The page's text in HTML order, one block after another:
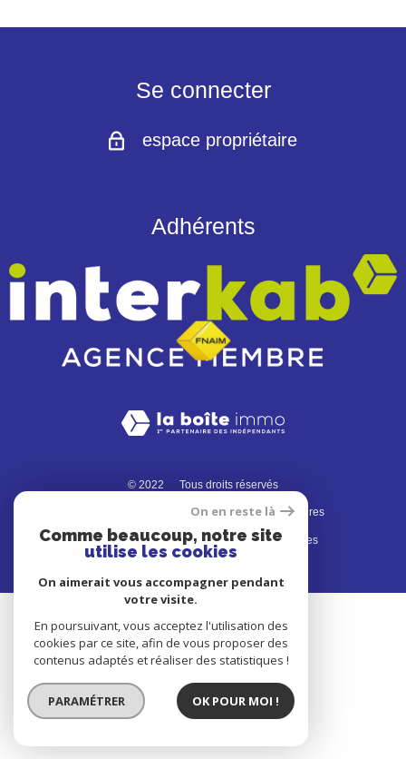
Se connecter
espace propriétaire
Adhérents
© 2022 Tous droits réservés
Traduction powered by Google Nos honoraires
Plan du site Mentions légales Partenaires
On en reste là
Comme beaucoup, notre site
utilise les cookies
On aimerait vous accompagner pendant
votre visite.
En poursuivant, vous acceptez l'utilisation des
cookies par ce site, afin de vous proposer des
contenus adaptés et réaliser des statistiques !
PARAMÉTRER OK POUR MOI !